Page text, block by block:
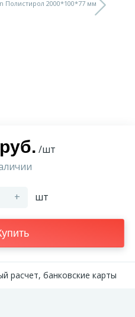
/шт
+ шт
расчет, банковские карты